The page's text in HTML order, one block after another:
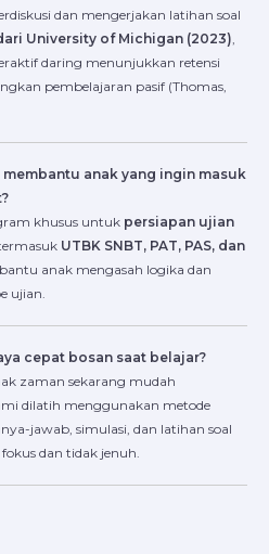
dan mengerjakan latihan soal
University of Michigan (2023)
daring menunjukkan retensi
pembelajaran pasif (Thomas,
anak yang ingin masuk
khusus untuk persiapan ujian
termasuk UTBK SNBT, PAT, PAS, dan
anak mengasah logika dan
ujian.
cepat bosan saat belajar?
zaman sekarang mudah
dilatih menggunakan metode
jawab, simulasi, dan latihan soal
dan tidak jenuh.